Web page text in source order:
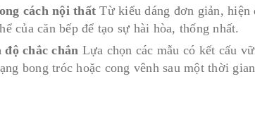
cách nội thất Từ kiểu dáng đơn giản, hiện
của căn bếp để tạo sự hài hòa, thống nhất.
chắc chắn Lựa chọn các mẫu có kết cấu
bong tróc hoặc cong vênh sau một thời